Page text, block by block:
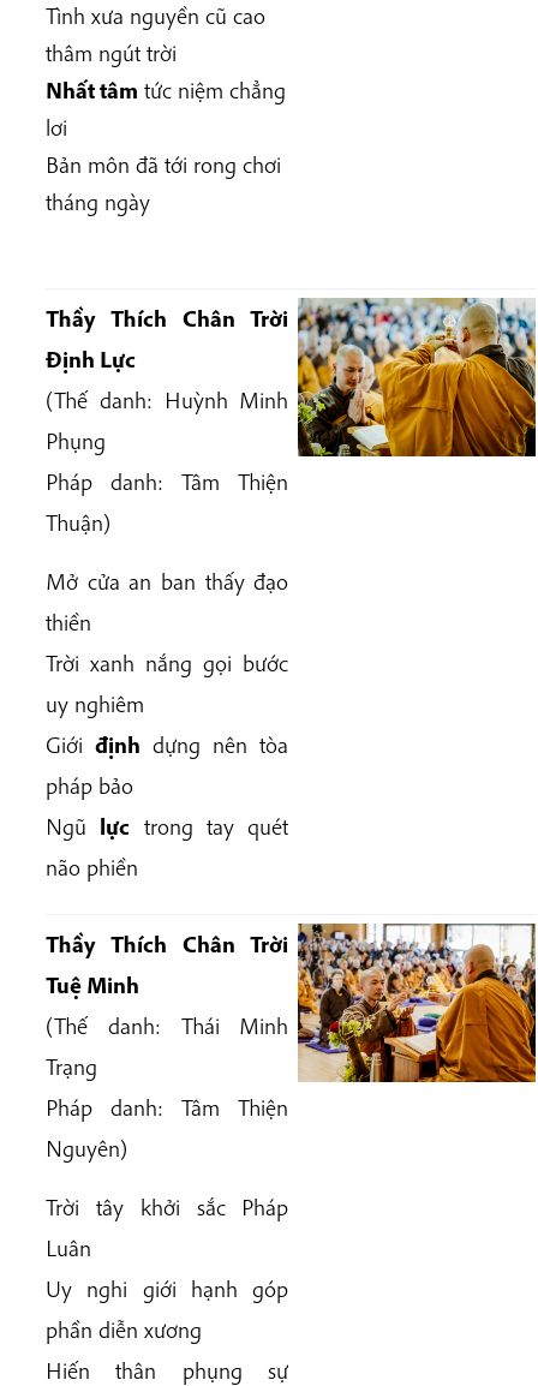
Tình xưa nguyền cũ cao
thâm ngút trời
Nhất tâm tức niệm chẳng
lơi
Bản môn đã tới rong chơi
tháng ngày
Thầy Thích Chân Trời
Định Lực
(Thế danh: Huỳnh Minh
Phụng
Pháp danh: Tâm Thiện
Thuận)
Mở cửa an ban thấy đạo
thiền
Trời xanh nắng gọi bước
uy nghiêm
Giớiđịnh dựng nên tòa
pháp bảo
Ngũ lực trong tay quét
não phiền
Thầy Thích Chân Trời
Tuệ Minh
(Thế danh: Thái Minh
Trạng
Pháp danh:Tâm Thiện
Nguyên)
Trời tây khởi sắc Pháp
Luân
Uy nghi giới hạnh góp
phần diễn xương
Hiến thân phụng sự